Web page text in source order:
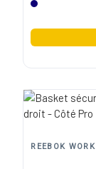
Marine
REEBOK WORK